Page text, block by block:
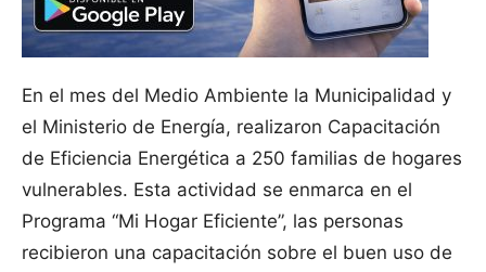
En el mes del Medio Ambiente la Municipalidad y
el Ministerio de Energía, realizaron Capacitación
de Eficiencia Energética a 250 familias de hogares
vulnerables. Esta actividad se enmarca en el
Programa “Mi Hogar Eficiente”, las personas
recibieron una capacitación sobre el buen uso de